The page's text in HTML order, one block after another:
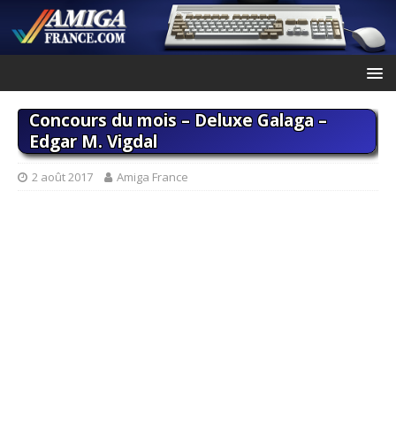
Concours du mois – Deluxe Galaga –
Edgar M. Vigdal
2 août 2017 Amiga France